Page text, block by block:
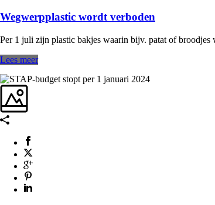
Wegwerpplastic wordt verboden
Per 1 juli zijn plastic bakjes waarin bijv. patat of
Lees meer